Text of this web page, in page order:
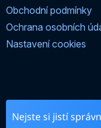
Obchodní podmínky
Ochrana osobních
Nastavení cookies
Nejste si jistí